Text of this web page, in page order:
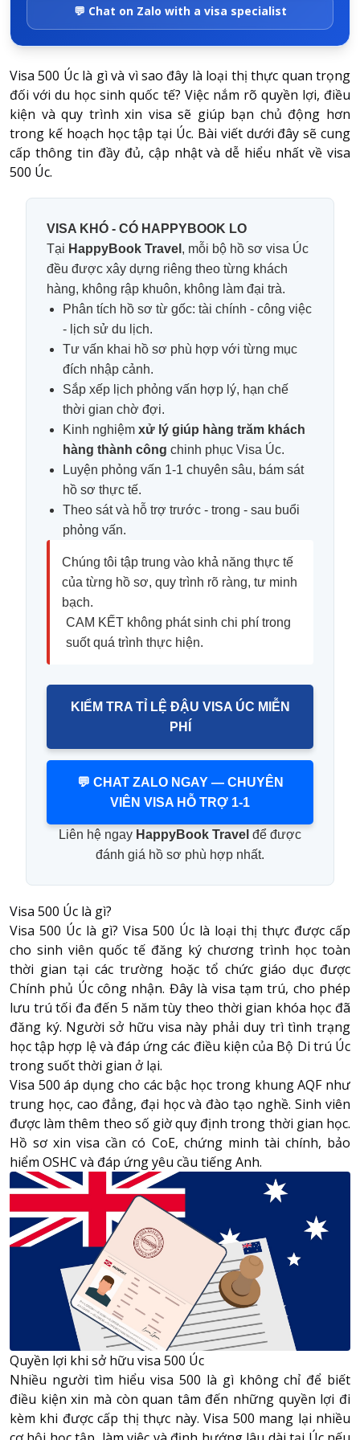
💬 Chat on Zalo with a visa specialist
Visa 500 Úc là gìvà vì sao đây là loại thị thực quan trọng
đối với du học sinh quốc tế? Việc nắm rõ quyền lợi, điều
kiện và quy trình xin visa sẽ giúp bạn chủ động hơn
trong kế hoạch học tập tại Úc. Bài viết dưới đây sẽ cung
cấp thông tin đầy đủ, cập nhật và dễ hiểu nhất về visa
500 Úc.
VISA KHÓ - CÓ HAPPYBOOK LO
Tại HappyBook Travel , mỗi bộ hồ sơ visa Úc
đều được xây dựng riêng theo từng khách
hàng, không rập khuôn, không làm đại trà.
Phân tích hồ sơ từ gốc: tài chính - công việc
- lịch sử du lịch.
Tư vấn khai hồ sơ phù hợp với từng mục
đích nhập cảnh.
Sắp xếp lịch phỏng vấn hợp lý, hạn chế
thời gian chờ đợi.
Kinh nghiệm xử lý giúp hàng trăm khách
hàng thành công chinh phục Visa Úc.
Luyện phỏng vấn 1-1 chuyên sâu, bám sát
hồ sơ thực tế.
Theo sát và hỗ trợ trước - trong - sau buổi
phỏng vấn.
Chúng tôi tập trung vào khả năng thực tế
của từng hồ sơ, quy trình rõ ràng, tư minh
bạch.
CAM KẾT không phát sinh chi phí trong
suốt quá trình thực hiện.
KIỂM TRA TỈ LỆ ĐẬU VISA ÚC MIỄN
PHÍ
💬 CHAT ZALO NGAY — CHUYÊN
VIÊN VISA HỖ TRỢ 1-1
Liên hệ ngay HappyBook Travel để được
đánh giá hồ sơ phù hợp nhất.
Visa 500 Úc là gì?
Visa 500 Úc là gì? Visa 500 Úc là loại thị thực được cấp
cho sinh viên quốc tế đăng ký chương trình học toàn
thời gian tại các trường hoặc tổ chức giáo dục được
Chính phủ Úc công nhận. Đây là visa tạm trú, cho phép
lưu trú tối đa đến 5 năm tùy theo thời gian khóa học đã
đăng ký. Người sở hữu visa này phải duy trì tình trạng
học tập hợp lệ và đáp ứng các điều kiện của Bộ Di trú Úc
trong suốt thời gian ở lại.
Visa 500 áp dụng cho các bậc học trong khung AQF như
trung học, cao đẳng, đại học và đào tạo nghề. Sinh viên
được làm thêm theo số giờ quy định trong thời gian học.
Hồ sơ xin visa cần có CoE, chứng minh tài chính, bảo
hiểm OSHC và đáp ứng yêu cầu tiếng Anh.
Quyền lợi khi sở hữu visa 500 Úc
Nhiều người tìm hiểu visa 500 là gì không chỉ để biết
điều kiện xin mà còn quan tâm đến những quyền lợi đi
kèm khi được cấp thị thực này. Visa 500 mang lại nhiều